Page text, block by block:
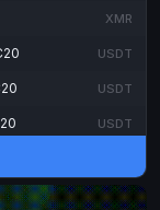
XMR
USDT
USDT
USDT
TON